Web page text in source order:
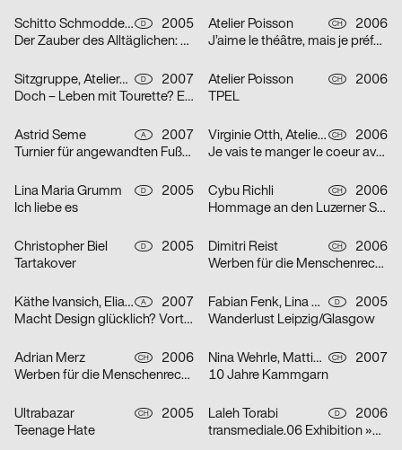
Schitto Schmodde Waack Werbeagentur GmbH D
2005
Der Zauber des Alltäglichen: Punk / Unplugged / E-Mail / Tattoo
Atelier Poisson CH
2006
J’aime le théâtre, mais je préfère la télévision
Sitzgruppe, Ateliergemeinschaft selbständiger Grafik-Designerinnen D
2007
Doch – Leben mit Tourette? Erst recht!
Atelier Poisson CH
2006
TPEL
Astrid Seme A
2007
Turnier für angewandten Fußball 5
Virginie Otth, Atelier Poisson CH
2006
Je vais te manger le coeur avec mes petites dents
Lina Maria Grumm D
2005
Ich liebe es
Cybu Richli CH
2006
Hommage an den Luzerner Straßenphilosophen Emil Manser
Christopher Biel D
2005
Tartakover
Dimitri Reist CH
2006
Werben für die Menschenrechte
Käthe Ivansich, Elia Sarraffan A
2007
Macht Design glücklich? Vortrag Ruedi Baur
Fabian Fenk, Lina Maria Grumm, Jakob Kirch, Nella Rieken D
2005
Wanderlust Leipzig/Glasgow
Adrian Merz CH
2006
Werben für die Menschenrechte
Nina Wehrle, Mattias Leutwyler CH
2007
10 Jahre Kammgarn
Ultrabazar CH
2005
Teenage Hate
Laleh Torabi D
2006
transmediale.06 Exhibition »Smile Machines«